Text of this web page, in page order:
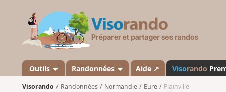
s
a
n
Outils Randonnées Aide ↗ Visorando
Visorando Randonnées Normandie Eure Plainville